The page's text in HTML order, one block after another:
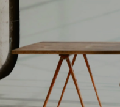
それこそが、撮影空間の
特に感性を刺激し、創作
選。
「光・質感・余白」とい
目黒という街の魅力ととも
ライフスタイル撮影におす
日常の中にある“美しい瞬
そんな想いに応えるのが、
たハウススタジオ。
被写体の呼吸が感じられ
介します。
ナチュラルテイストのハ
SANCHA HOUSE
三宿住宅